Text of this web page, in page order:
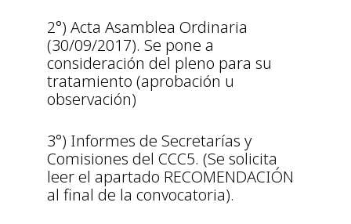
2°) Acta Asamblea Ordinaria
(30/09/2017). Se pone a
consideración del pleno para su
tratamiento (aprobación u
observación)
3°) Informes de Secretarías y
Comisiones del CCC5. (Se solicita
leer el apartado RECOMENDACIÓN
al final de la convocatoria).